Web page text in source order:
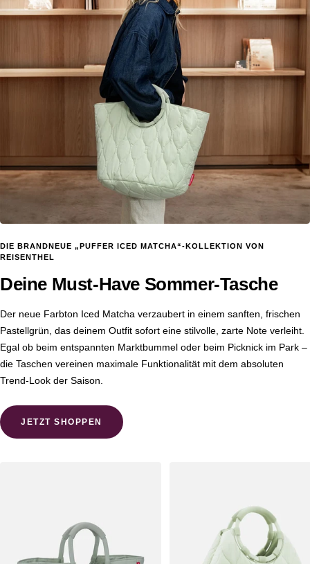
DIE BRANDNEUE „PUFFER ICED MATCHA“-KOLLEKTION VON
REISENTHEL
Deine Must-Have Sommer-Tasche
Der neue Farbton Iced Matcha verzaubert in einem sanften, frischen
Pastellgrün, das deinem Outfit sofort eine stilvolle, zarte Note verleiht.
Egal ob beim entspannten Marktbummel oder beim Picknick im Park –
die Taschen vereinen maximale Funktionalität mit dem absoluten
Trend-Look der Saison.
JETZT SHOPPEN